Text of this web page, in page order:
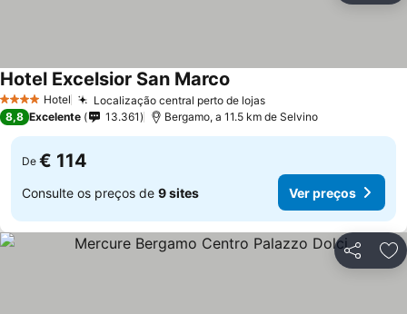
4 EstrelasHotel Localização central perto de lojas
Hotel Excelsior San Marco
8,8 Excelente 13.361 Bergamo, a 11.5 km de Selvino
De € 114
Consulte os preços de 9 sites Ver preços
Partilhar